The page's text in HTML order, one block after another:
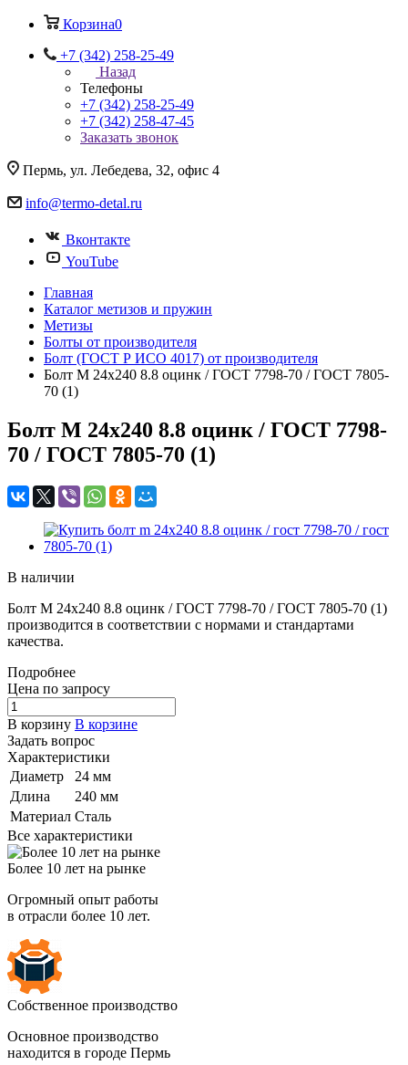
Корзина0
+7 (342) 258-25-49
Назад
Телефоны
+7 (342) 258-25-49
+7 (342) 258-47-45
Заказать звонок
Пермь, ул. Лебедева, 32, офис 4
info@termo-detal.ru
Вконтакте
YouTube
Главная
Каталог метизов и пружин
Метизы
Болты от производителя
Болт (ГОСТ Р ИСО 4017) от производителя
Болт M 24x240 8.8 оцинк / ГОСТ 7798-70 / ГОСТ 7805-
70 (1)
Болт M 24x240 8.8 оцинк / ГОСТ 7798-
70 / ГОСТ 7805-70 (1)
В наличии
Болт M 24x240 8.8 оцинк / ГОСТ 7798-70 / ГОСТ 7805-70 (1)
производится в соответствии с нормами и стандартами
качества.
Подробнее
Цена по запросу
В корзину В корзине
Задать вопрос
Характеристики
Диаметр
24 мм
Длина
240 мм
Материал Сталь
Все характеристики
Более 10 лет на рынке
Огромный опыт работы
в отрасли более 10 лет.
Собственное производство
Основное производство
находится в городе Пермь